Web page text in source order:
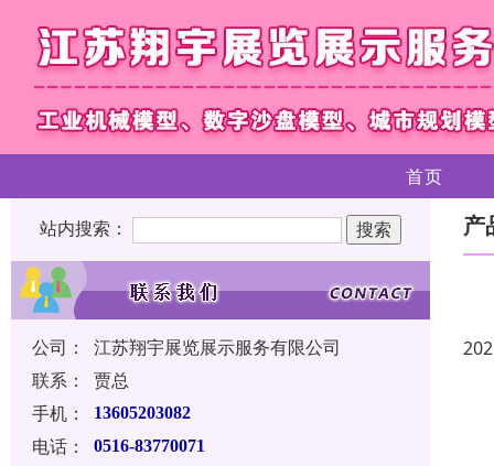
首页
站内搜索：
公司：
江苏翔宇展览展示服务有限公司
联系：
贾总
手机：
13605203082
电话： 0516-83770071
产